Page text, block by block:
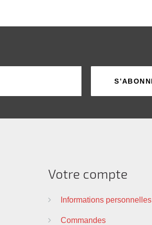
Votre compte
Informations personnelles
Commandes